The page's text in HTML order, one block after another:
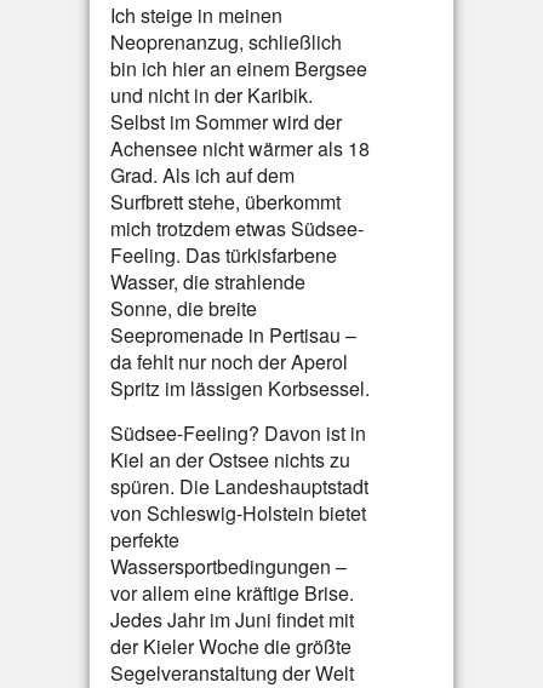
Ich steige in meinen
Neoprenanzug, schließlich
bin ich hier an einem Bergsee
und nicht in der Karibik.
Selbst im Sommer wird der
Achensee nicht wärmer als 18
Grad. Als ich auf dem
Surfbrett stehe, überkommt
mich trotzdem etwas Südsee-
Feeling. Das türkisfarbene
Wasser, die strahlende
Sonne, die breite
Seepromenade in Pertisau –
da fehlt nur noch der Aperol
Spritz im lässigen Korbsessel.
Südsee-Feeling? Davon ist in
Kiel an der Ostsee nichts zu
spüren. Die Landeshauptstadt
von Schleswig-Holstein bietet
perfekte
Wassersportbedingungen –
vor allem eine kräftige Brise.
Jedes Jahr im Juni findet mit
der Kieler Woche die größte
Segelveranstaltung der Welt